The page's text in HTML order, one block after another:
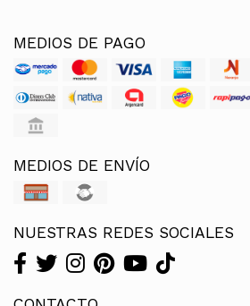
MEDIOS DE PAGO
MEDIOS DE ENVÍO
NUESTRAS REDES SOCIALES